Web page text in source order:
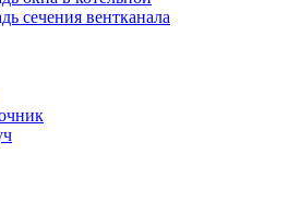
сечения вентканала